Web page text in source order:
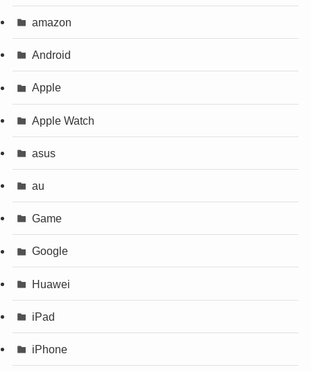
amazon
Android
Apple
Apple Watch
asus
au
Game
Google
Huawei
iPad
iPhone